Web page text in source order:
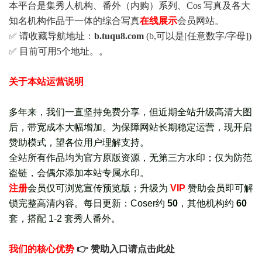
本平台是集秀人机构、番外（内购）系列、Cos 写真及各大
知名机构作品于一体的综合写真在线展示会员网站。
✅ 请收藏导航地址： b.tuqu8.com (b,可以是[任意数字/字母])
✅ 目前可用5个地址。。
关于本站运营说明
多年来，我们一直坚持免费分享，但近期全站升级高清大图
后，带宽成本大幅增加。为保障网站长期稳定运营，现开启
赞助模式，望各位用户理解支持。
全站所有作品均为官方原版资源，无第三方水印；仅为防范
盗链，会偶尔添加本站专属水印。
注册会员仅可浏览宣传预览版 ； 升级为 VIP 赞助会员即可解
锁完整高清内容。每日更新： Coser约 50 ，其他机构约 60
套， 搭配 1-2 套秀人番外。
我们的核心优势 👉 赞助入口请点击此处